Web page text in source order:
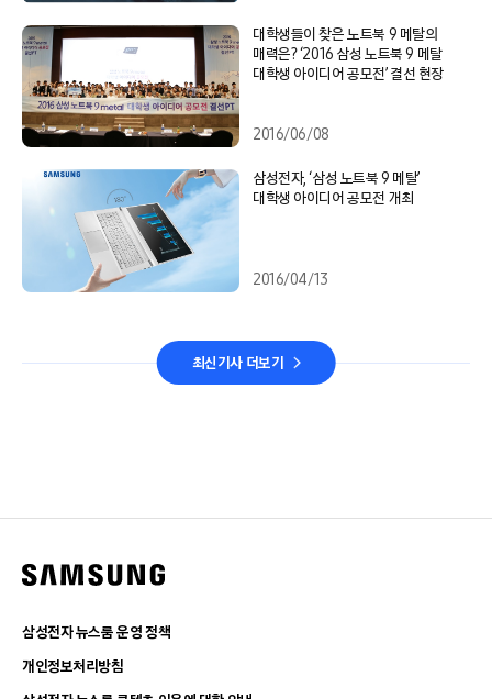
대학생들이 찾은 노트북 9 메탈의
매력은? ‘2016 삼성 노트북 9 메탈
대학생 아이디어 공모전’ 결선 현장
2016/06/08
삼성전자, ‘삼성 노트북 9 메탈’
대학생 아이디어 공모전 개최
2016/04/13
최신기사 더보기
삼성전자 뉴스룸 운영 정책
개인정보처리방침